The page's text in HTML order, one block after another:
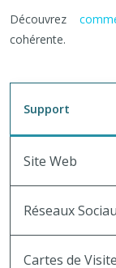
Découvrez
cohérente.
Support
Site Web
Réseaux
Cartes de Visite